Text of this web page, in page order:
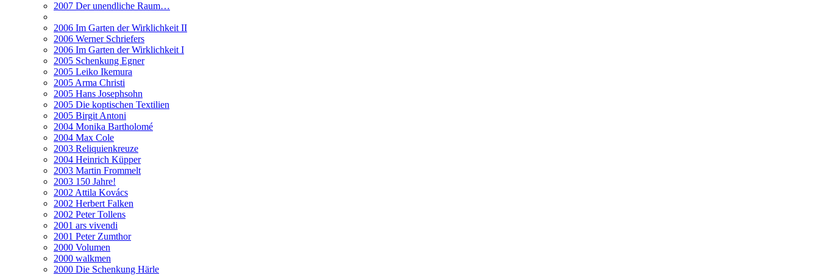
2007 Der unendliche Raum…
2006 Im Garten der Wirklichkeit II
2006 Werner Schriefers
2006 Im Garten der Wirklichkeit I
2005 Schenkung Egner
2005 Leiko Ikemura
2005 Arma Christi
2005 Hans Josephsohn
2005 Die koptischen Textilien
2005 Birgit Antoni
2004 Monika Bartholomé
2004 Max Cole
2003 Reliquienkreuze
2004 Heinrich Küpper
2003 Martin Frommelt
2003 150 Jahre!
2002 Attila Kovács
2002 Herbert Falken
2002 Peter Tollens
2001 ars vivendi
2001 Peter Zumthor
2000 Volumen
2000 walkmen
2000 Die Schenkung Härle